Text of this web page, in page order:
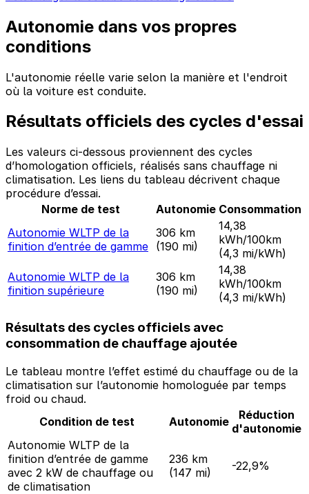
Autonomie dans vos propres
conditions
L'autonomie réelle varie selon la manière et l'endroit
où la voiture est conduite.
Résultats officiels des cycles d'essai
Les valeurs ci-dessous proviennent des cycles
d’homologation officiels, réalisés sans chauffage ni
climatisation. Les liens du tableau décrivent chaque
procédure d’essai.
Norme de test
Autonomie Consommation
Autonomie WLTP de la
finition d’entrée de gamme
306 km
(190 mi)
14,38
kWh/100km
(4,3 mi/kWh)
Autonomie WLTP de la
finition supérieure
306 km
(190 mi)
14,38
kWh/100km
(4,3 mi/kWh)
Résultats des cycles officiels avec
consommation de chauffage ajoutée
Le tableau montre l’effet estimé du chauffage ou de la
climatisation sur l’autonomie homologuée par temps
froid ou chaud.
Condition de test
Autonomie
Réduction
d'autonomie
Autonomie WLTP de la
finition d’entrée de gamme
avec 2 kW de chauffage ou
de climatisation
236 km
(147 mi)
-22,9%